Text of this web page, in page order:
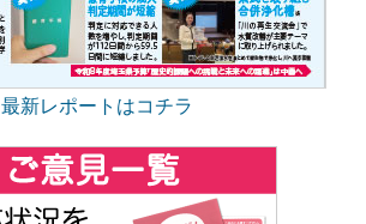
最新レポートはコチラ